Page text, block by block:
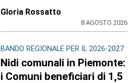
Gloria Rossatto
8 AGOSTO 2026
BANDO REGIONALE PER IL 2026-2027
Nidi comunali in Piemonte:
i Comuni beneficiari di 1,5